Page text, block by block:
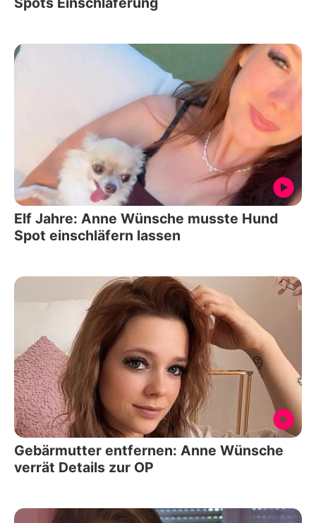
Elf Jahre: Anne Wünsche musste Hund
Spot einschläfern lassen
Gebärmutter entfernen: Anne Wünsche
verrät Details zur OP